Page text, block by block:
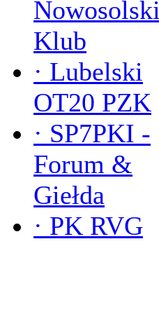
Nowosolski
Klub
· Lubelski
OT20 PZK
· SP7PKI -
Forum &
Giełda
· PK RVG